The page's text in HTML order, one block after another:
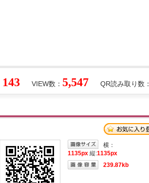
QR読み取り数：
VIEW数： 5,547
143
横：
1135px 縦:1135px
239.87kb